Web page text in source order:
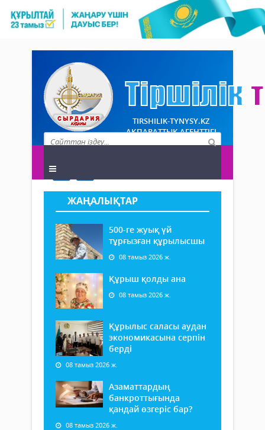
TIRSHILIK-TYNYSY.KZ
АҚПАРАТТЫҚ АГЕНТТІГІ
ЖАҢАЛЫҚТАР
500-ге жуық үй
тұрғызған құрылысшы
08 тамыз 2026 ж.
Құрыш қолды ана
08 тамыз 2026 ж.
Құрылыс саласы аудан
экономикасына серпін
берді
08 тамыз 2026 ж.
Азаматтардың
банкроттығында
қандай өзгеріс бар?
08 тамыз 2026 ж.